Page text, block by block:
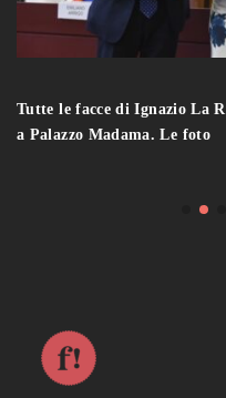
Tutte le facce di Ignazio La
a Palazzo Madama. Le foto